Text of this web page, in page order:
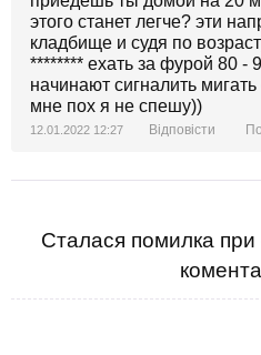
этого станет легче? эти
кладбище и судя по
******** ехать за фурой 80 -
начинают сигналить
мне пох я не спешу))
12.01.2022 12:27 Відповісти
Сталася помилка при